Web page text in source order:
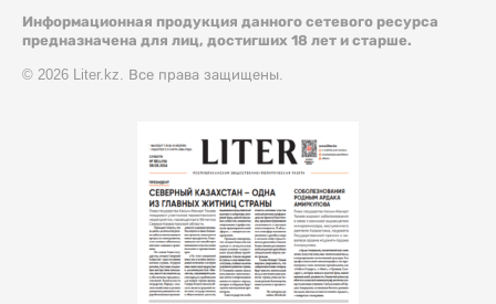
Информационная продукция данного сетевого ресурса
предназначена для лиц, достигших 18 лет и старше.
© 2026 Liter.kz. Все права защищены.